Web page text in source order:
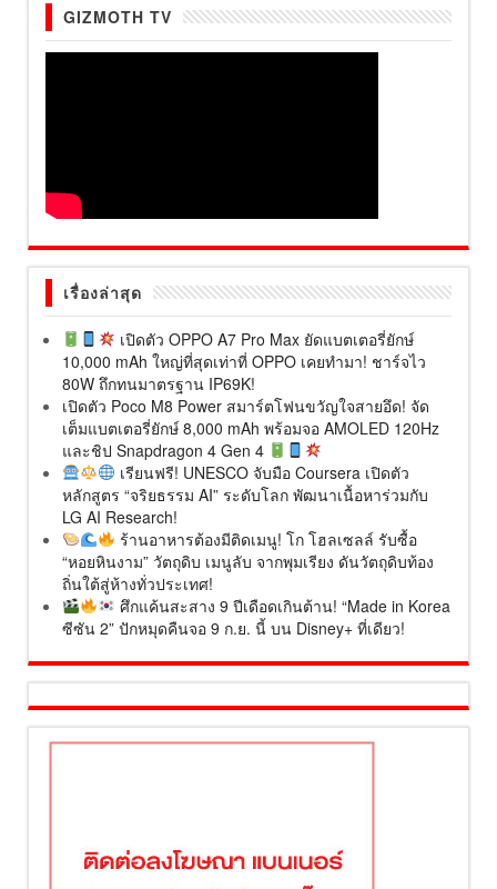
GIZMOTH TV
เรื่องล่าสุด
เปิดตัว OPPO A7 Pro Max ยัดแบตเตอรี่ยักษ์
10,000 mAh ใหญ่ที่สุดเท่าที่ OPPO เคยทำมา! ชาร์จไว
80W ถึกทนมาตรฐาน IP69K!
เปิดตัว Poco M8 Power สมาร์ตโฟนขวัญใจสายอึด! จัด
เต็มแบตเตอรี่ยักษ์ 8,000 mAh พร้อมจอ AMOLED 120Hz
และชิป Snapdragon 4 Gen 4
เรียนฟรี! UNESCO จับมือ Coursera เปิดตัว
หลักสูตร “จริยธรรม AI” ระดับโลก พัฒนาเนื้อหาร่วมกับ
LG AI Research!
ร้านอาหารต้องมีติดเมนู! โก โฮลเซลล์ รับซื้อ
“หอยหินงาม” วัตถุดิบ เมนูลับ จากพุมเรียง ดันวัตถุดิบท้อง
ถิ่นใต้สู่ห้างทั่วประเทศ!
ศึกแค้นสะสาง 9 ปีเดือดเกินต้าน! “Made in Korea
ซีซัน 2” ปักหมุดคืนจอ 9 ก.ย. นี้ บน Disney+ ที่เดียว!